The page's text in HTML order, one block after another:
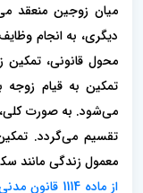
میان زوجین منعقد
دیگری، به انجام
محول قانونی،
تمکین به قیام زوجه
می‌شود. به صورت
تقسیم می‌گردد.
معمول زندگی مانند
از ماده 1114 قانون مدنی